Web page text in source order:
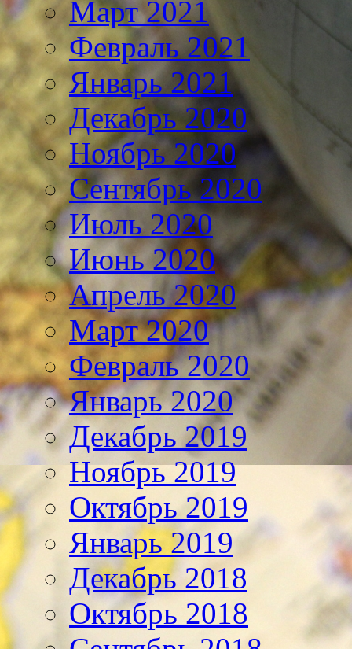
Март 2021
Февраль 2021
Январь 2021
Декабрь 2020
Ноябрь 2020
Сентябрь 2020
Июль 2020
Июнь 2020
Апрель 2020
Март 2020
Февраль 2020
Январь 2020
Декабрь 2019
Ноябрь 2019
Октябрь 2019
Январь 2019
Декабрь 2018
Октябрь 2018